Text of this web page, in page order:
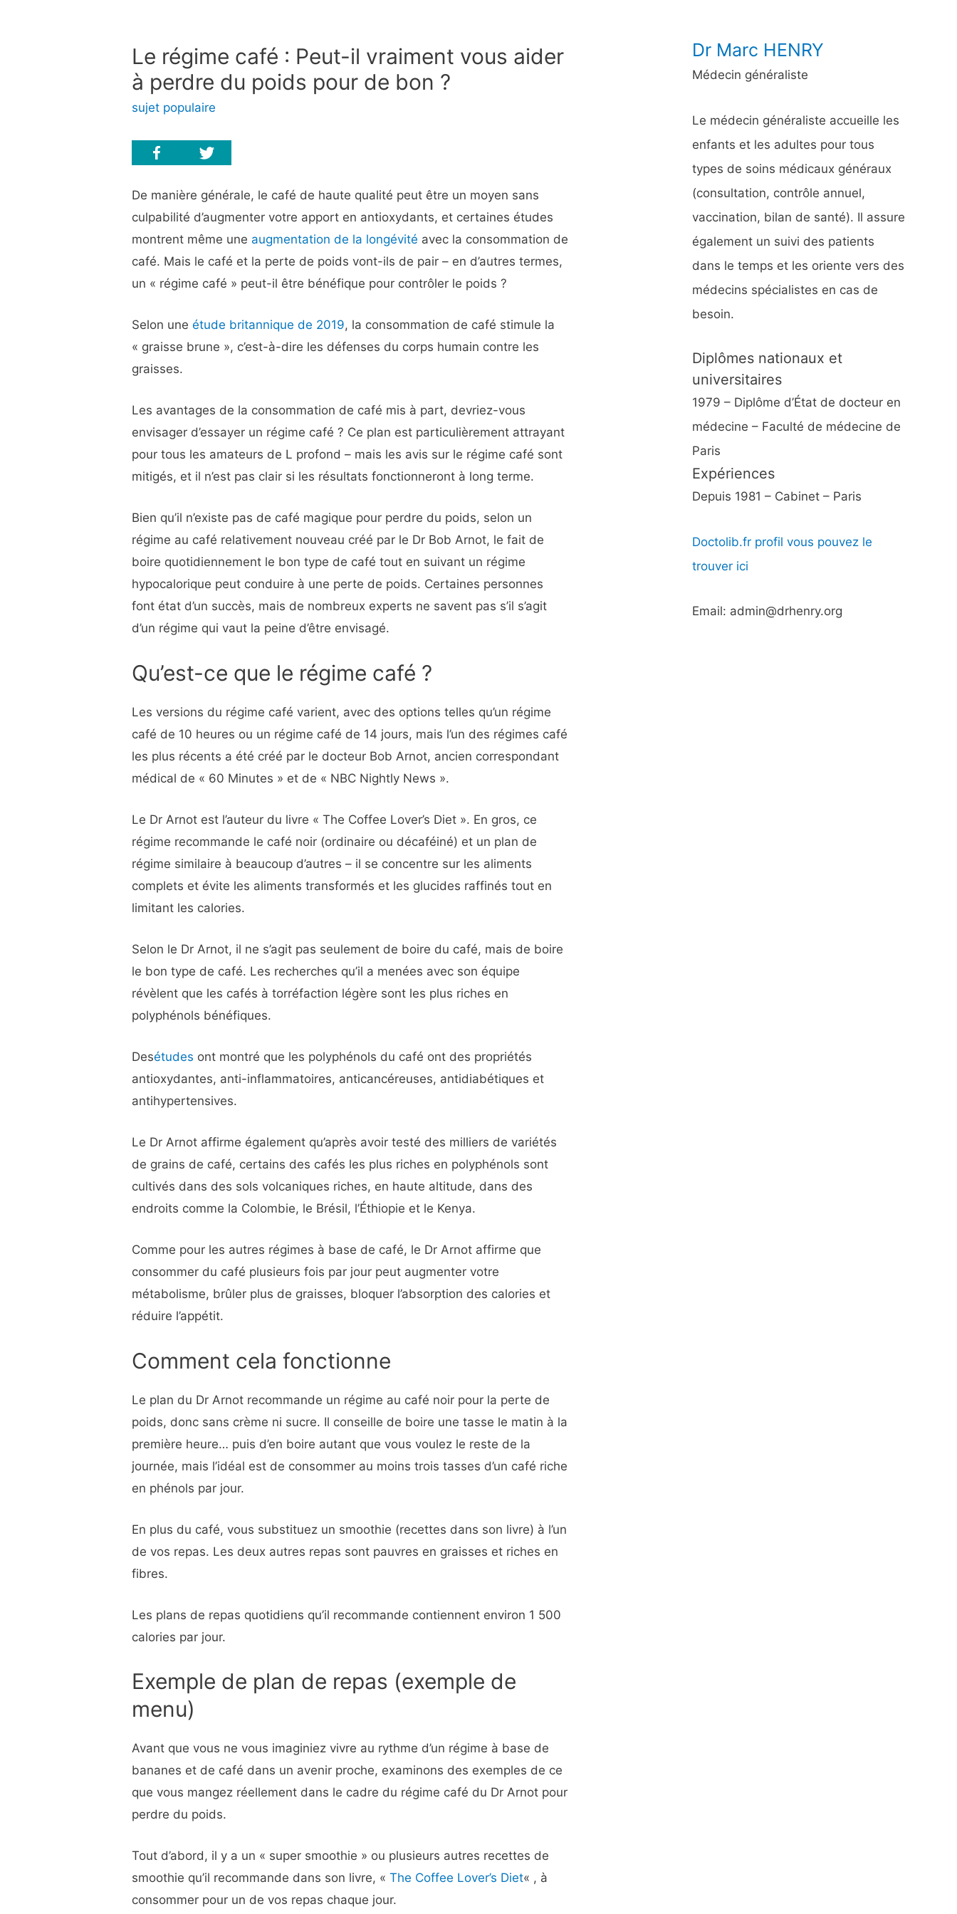
Le régime café : Peut-il vraiment vous aider
à perdre du poids pour de bon ?
sujet populaire
De manière générale, le café de haute qualité peut être un moyen sans
culpabilité d’augmenter votre apport en antioxydants, et certaines études
montrent même une augmentation de la longévité avec la consommation de
café. Mais le café et la perte de poids vont-ils de pair – en d’autres termes,
un « régime café » peut-il être bénéfique pour contrôler le poids ?
Selon uneétude britannique de 2019, la consommation de café stimule la
« graisse brune », c’est-à-dire les défenses du corps humain contre les
graisses.
Les avantages de la consommation de café mis à part, devriez-vous
envisager d’essayer un régime café ? Ce plan est particulièrement attrayant
pour tous les amateurs de L profond – mais les avis sur le régime café sont
mitigés, et il n’est pas clair si les résultats fonctionneront à long terme.
Bien qu’il n’existe pas de café magique pour perdre du poids, selon un
régime au café relativement nouveau créé par le Dr Bob Arnot, le fait de
boire quotidiennement le bon type de café tout en suivant un régime
hypocalorique peut conduire à une perte de poids. Certaines personnes
font état d’un succès, mais de nombreux experts ne savent pas s’il s’agit
d’un régime qui vaut la peine d’être envisagé.
Qu’est-ce que le régime café ?
Les versions du régime café varient, avec des options telles qu’un régime
café de 10 heures ou un régime café de 14 jours, mais l’un des régimes café
les plus récents a été créé par le docteur Bob Arnot, ancien correspondant
médical de « 60 Minutes » et de « NBC Nightly News ».
Le Dr Arnot est l’auteur du livre « The Coffee Lover’s Diet ». En gros, ce
régime recommande le café noir (ordinaire ou décaféiné) et un plan de
régime similaire à beaucoup d’autres – il se concentre sur les aliments
complets et évite les aliments transformés et les glucides raffinés tout en
limitant les calories.
Selon le Dr Arnot, il ne s’agit pas seulement de boire du café, mais de boire
le bon type de café. Les recherches qu’il a menées avec son équipe
révèlent que les cafés à torréfaction légère sont les plus riches en
polyphénols bénéfiques.
Desétudes ont montré que les polyphénols du café ont des propriétés
antioxydantes, anti-inflammatoires, anticancéreuses, antidiabétiques et
antihypertensives.
Le Dr Arnot affirme également qu’après avoir testé des milliers de variétés
de grains de café, certains des cafés les plus riches en polyphénols sont
cultivés dans des sols volcaniques riches, en haute altitude, dans des
endroits comme la Colombie, le Brésil, l’Éthiopie et le Kenya.
Comme pour les autres régimes à base de café, le Dr Arnot affirme que
consommer du café plusieurs fois par jour peut augmenter votre
métabolisme, brûler plus de graisses, bloquer l’absorption des calories et
réduire l’appétit.
Comment cela fonctionne
Le plan du Dr Arnot recommande un régime au café noir pour la perte de
poids, donc sans crème ni sucre. Il conseille de boire une tasse le matin à la
première heure… puis d’en boire autant que vous voulez le reste de la
journée, mais l’idéal est de consommer au moins trois tasses d’un café riche
en phénols par jour.
En plus du café, vous substituez un smoothie (recettes dans son livre) à l’un
de vos repas. Les deux autres repas sont pauvres en graisses et riches en
fibres.
Les plans de repas quotidiens qu’il recommande contiennent environ 1 500
calories par jour.
Exemple de plan de repas (exemple de
menu)
Avant que vous ne vous imaginiez vivre au rythme d’un régime à base de
bananes et de café dans un avenir proche, examinons des exemples de ce
que vous mangez réellement dans le cadre du régime café du Dr Arnot pour
perdre du poids.
Tout d’abord, il y a un « super smoothie » ou plusieurs autres recettes de
smoothie qu’il recommande dans son livre, «The Coffee Lover’s Diet« , à
consommer pour un de vos repas chaque jour.
Dr Marc HENRY
Médecin généraliste
Le médecin généraliste accueille les
enfants et les adultes pour tous
types de soins médicaux généraux
(consultation, contrôle annuel,
vaccination, bilan de santé). Il assure
également un suivi des patients
dans le temps et les oriente vers des
médecins spécialistes en cas de
besoin.
Diplômes nationaux et
universitaires
1979 – Diplôme d’État de docteur en
médecine – Faculté de médecine de
Paris
Expériences
Depuis 1981 – Cabinet – Paris
Doctolib.fr profil vous pouvez le
trouver ici
Email: admin@drhenry.org